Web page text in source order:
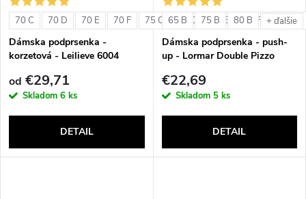
70 C 70 D 70 E 70 F 75 C 75 D 75 E 75 F 80 C
Dámska podprsenka -
korzetová - Leilieve 6004
od €29,71
Skladom 6 ks
DETAIL
65 B 75 B 80 B + ďalšie
Dámska podprsenka - push-
up - Lormar Double Pizzo
€22,69
Skladom 5 ks
DETAIL